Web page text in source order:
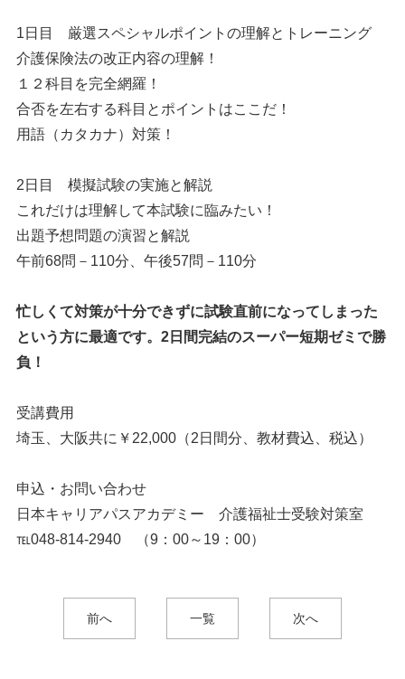
1日目 厳選スペシャルポイントの理解とトレーニング
介護保険法の改正内容の理解！
１２科目を完全網羅！
合否を左右する科目とポイントはここだ！
用語（カタカナ）対策！
2日目 模擬試験の実施と解説
これだけは理解して本試験に臨みたい！
出題予想問題の演習と解説
午前68問－110分、午後57問－110分
忙しくて対策が十分できずに試験直前になってしまった
という方に最適です。2日間完結のスーパー短期ゼミで勝
負！
受講費用
埼玉、大阪共に￥22,000（2日間分、教材費込、税込）
申込・お問い合わせ
日本キャリアパスアカデミー 介護福祉士受験対策室
℡048-814-2940 （9：00～19：00）
前へ 一覧 次へ